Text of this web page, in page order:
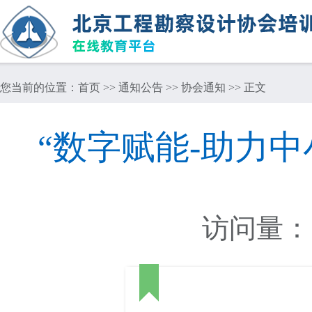
您当前的位置： 首页 >> 通知公告 >> 协会通知 >> 正文
“数字赋能-助力
访问量：